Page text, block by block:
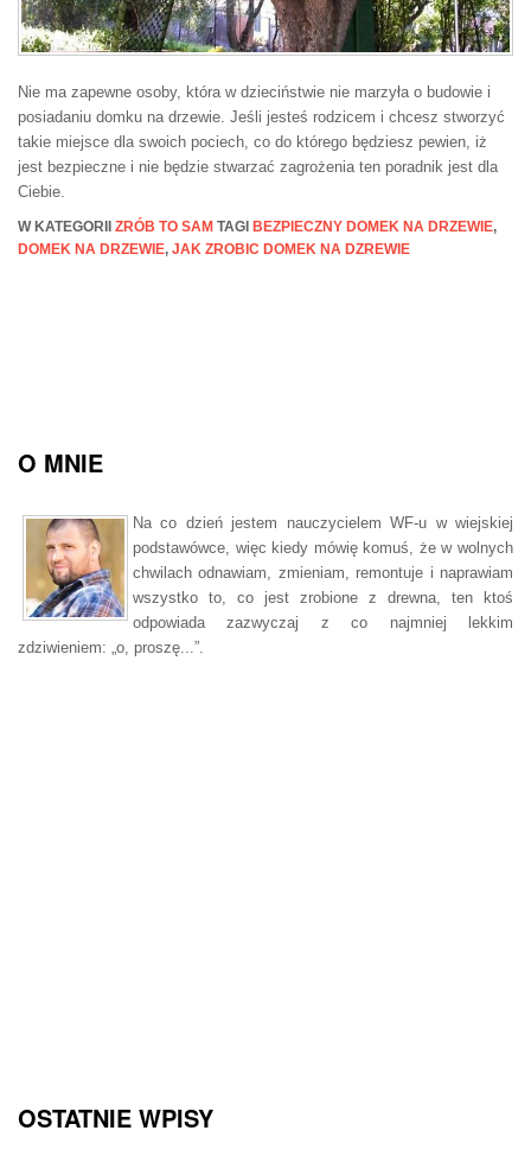
Nie ma zapewne osoby, która w dzieciństwie nie marzyła o budowie i
posiadaniu domku na drzewie. Jeśli jesteś rodzicem i chcesz stworzyć
takie miejsce dla swoich pociech, co do którego będziesz pewien, iż
jest bezpieczne i nie będzie stwarzać zagrożenia ten poradnik jest dla
Ciebie.
W KATEGORII ZRÓB TO SAM TAGI BEZPIECZNY DOMEK NA DRZEWIE,
DOMEK NA DRZEWIE, JAK ZROBIC DOMEK NA DZREWIE
O MNIE
Na co dzień jestem nauczycielem WF-u w wiejskiej
podstawówce, więc kiedy mówię komuś, że w wolnych
chwilach odnawiam, zmieniam, remontuje i naprawiam
wszystko to, co jest zrobione z drewna, ten ktoś
odpowiada zazwyczaj z co najmniej lekkim
zdziwieniem: „o, proszę...”.
OSTATNIE WPISY